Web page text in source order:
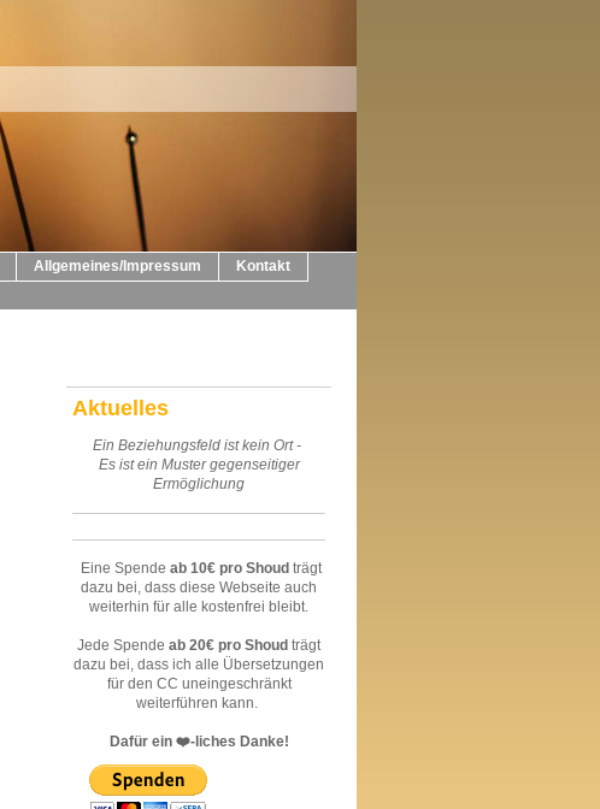
Allgemeines/Impressum
Kontakt
Aktuelles
Ein Beziehungsfeld ist kein Ort -
Es ist ein Muster gegenseitiger
Ermöglichung
Eine Spende ab 10€ pro Shoud trägt
dazu bei, dass diese Webseite auch
weiterhin für alle kostenfrei bleibt.
Jede Spende ab 20€ pro Shoud trägt
dazu bei, dass ich alle Übersetzungen
für den CC uneingeschränkt
weiterführen kann.
Dafür ein ❤️-liches Danke!